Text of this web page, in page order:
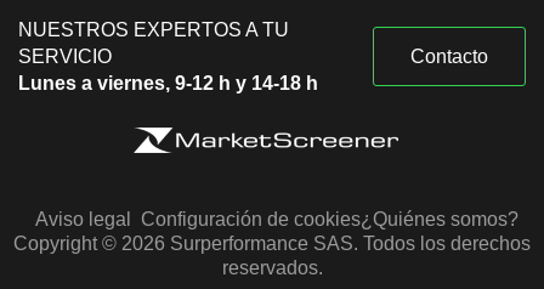
NUESTROS EXPERTOS A TU
SERVICIO
Lunes a viernes, 9-12 h y 14-18 h
Contacto
Aviso legal Configuración de cookies¿Quiénes somos?
Copyright © 2026 Surperformance SAS. Todos los derechos
reservados.